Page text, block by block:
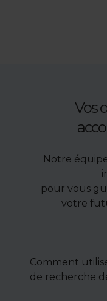
Vos
Notre
pour vous
votre
Comment
de recherche